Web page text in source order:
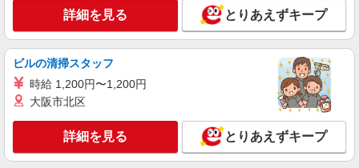
時給1,150円 ※22:00〜翌5:00：時給1,438円 ※
高校生時給1,100円 ※早朝手当（5:00〜9:00）時給
＋150円
福島県郡山市日和田町字原12-110
キープ 詳細を見る
アルバイト パート
すき家 49号郡山IC店
すき家の店舗スタッフ（接客・調理・清掃な
詳細を見る とりあえずキープ
ビルの清掃スタッフ
時給 1,200円〜1,200円
大阪市北区
詳細を見る とりあえずキープ